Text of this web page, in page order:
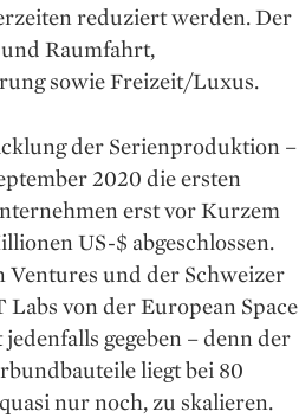
reduziert werden. Der
Raumfahrt,
sowie Freizeit/Luxus.
der Serienproduktion –
2020 die ersten
erst vor Kurzem
US-$ abgeschlossen.
und der Schweizer
von der European Space
gegeben – denn der
liegt bei 80
nur noch, zu skalieren.